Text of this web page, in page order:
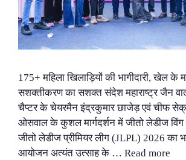
175+ महिला खिलाड़ियों की भागीदारी, खेल के
सशक्तीकरण का सशक्त संदेश महाराष्ट्र जैन
चैप्टर के चेयरमैन इंद्रकुमार छाजेड़ एवं चीफ
ओसवाल के कुशल मार्गदर्शन में जीतो लेडीज विंग
जीतो लेडीज प्रीमियर लीग (JLPL) 2026 का
आयोजन अत्यंत उत्साह के … Read more